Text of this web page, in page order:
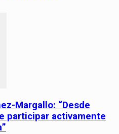
Margallo: “Desde
participar activamente